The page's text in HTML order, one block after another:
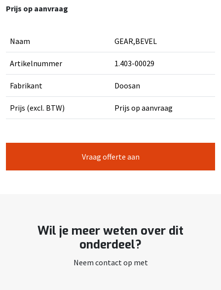
Prijs op aanvraag
Naam GEAR,BEVEL
Artikelnummer 1.403-00029
Fabrikant Doosan
Prijs (excl. BTW) Prijs op aanvraag
Vraag offerte aan
Wil je meer weten over dit
onderdeel?
Neem contact op met